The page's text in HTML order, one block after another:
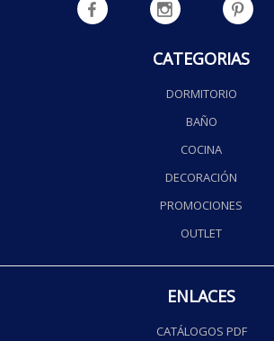
CATEGORIAS
DORMITORIO
BAÑO
COCINA
DECORACIÓN
PROMOCIONES
OUTLET
ENLACES
CATÁLOGOS PDF